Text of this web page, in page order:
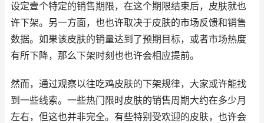
设定壹个特定的销售期限，在这个期限结束后，皮肤就也
许下架。另一方面，也也许取决于皮肤的市场反馈和销售
数据。如果该皮肤的销量达到了预期目标，或者市场热度
有所下降，那么下架时刻也也许会相应提前。
然而，通过观察以往吃鸡皮肤的下架规律，大家或许能找
到一些线索。一些热门限时皮肤的销售周期大约在多少月
左右，但这也并非完全。有些特别受欢迎的皮肤，也许会